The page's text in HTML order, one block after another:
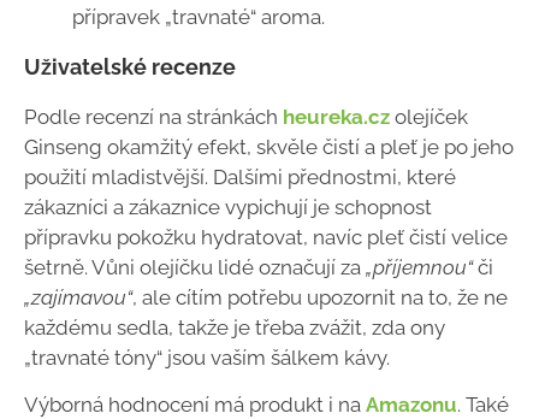
přípravek „travnaté“ aroma.
Uživatelské recenze
Podle recenzí na stránkách heureka.cz olejíček
Ginseng okamžitý efekt, skvěle čistí a pleť je po jeho
použití mladistvější. Dalšími přednostmi, které
zákazníci a zákaznice vypichují je schopnost
přípravku pokožku hydratovat, navíc pleť čistí velice
šetrně. Vůni olejíčku lidé označují za „příjemnou“či
„zajímavou“, ale cítím potřebu upozornit na to, že ne
každému sedla, takže je třeba zvážit, zda ony
„travnaté tóny“ jsou vaším šálkem kávy.
Výborná hodnocení má produkt i na Amazonu. Také